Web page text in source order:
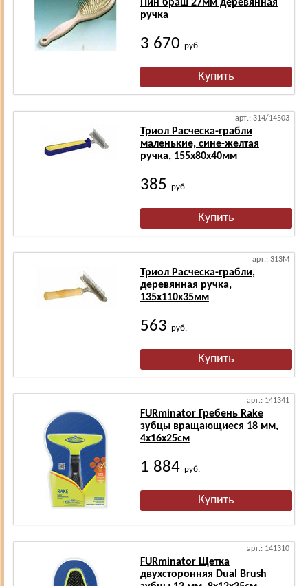
Пин браш 27мм деревянная
ручка
3 670 руб.
арт.: 314/14503
Триол Расческа-грабли
маленькие, сине-желтая
ручка, 155х80х40мм
385 руб.
арт.: 313M
Триол Расческа-грабли,
деревянная ручка,
135х110х35мм
563 руб.
арт.: 141341
FURminator Гребень Rake
зубцы вращающиеся 18 мм,
4х16х25см
1 884 руб.
арт.: 141310
FURminator Щетка
двухсторонняя Dual Brush